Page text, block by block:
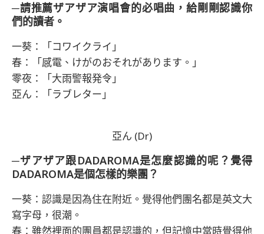
─請推薦ザアザア演唱會的必唱曲，給剛剛認識你
們的讀者。
一葵：「コワイクライ」
春：「感電、けがのおそれがあります。」
零夜：「大雨警報発令」
亞ん：「ラブレター」
亞ん (Dr)
─ザアザア跟DADAROMA是怎麼認識的呢？覺得
DADAROMA是個怎樣的樂團？
一葵：認識是因為住在附近。覺得他們團名都是英文大
寫字母，很潮。
春：雖然裡面的團員都是認識的，但記憶中當時覺得他